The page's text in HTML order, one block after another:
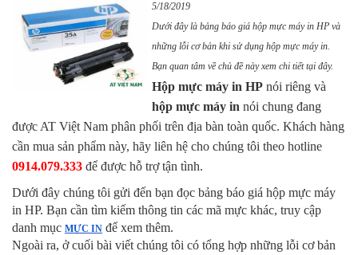
5/18/2019
Dưới đây là bảng báo giá hộp mực máy in HP và
những lỗi cơ bản khi sử dụng hộp mực máy in.
Bạn quan tâm về chủ đề này xem chi tiết tại đây.
Hộp mực máy in HP
hộp mực máy in nói chung đang
được AT Việt Nam phân phối trên địa bàn toàn quốc. Khách hàng
0914.079.333 để được hỗ trợ tận tình.
Dưới đây chúng tôi gửi đến bạn đọc bảng báo giá hộp mực máy
in HP. Bạn cần tìm kiếm thông tin các mã mực khác, truy cập
danh mục MỰC IN để xem thêm.
Ngoài ra, ở cuối bài viết chúng tôi có tổng hợp những lỗi cơ bản